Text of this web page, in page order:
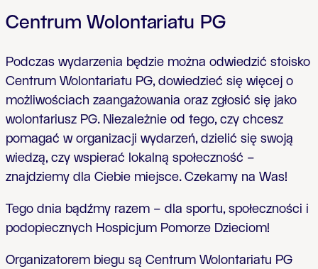
Centrum Wolontariatu PG
Podczas wydarzenia będzie można odwiedzić stoisko
Centrum Wolontariatu PG, dowiedzieć się więcej o
możliwościach zaangażowania oraz zgłosić się jako
wolontariusz PG. Niezależnie od tego, czy chcesz
pomagać w organizacji wydarzeń, dzielić się swoją
wiedzą, czy wspierać lokalną społeczność –
znajdziemy dla Ciebie miejsce. Czekamy na Was!
Tego dnia bądźmy razem – dla sportu, społeczności i
podopiecznych Hospicjum Pomorze Dzieciom!
Organizatorem biegu są Centrum Wolontariatu PG